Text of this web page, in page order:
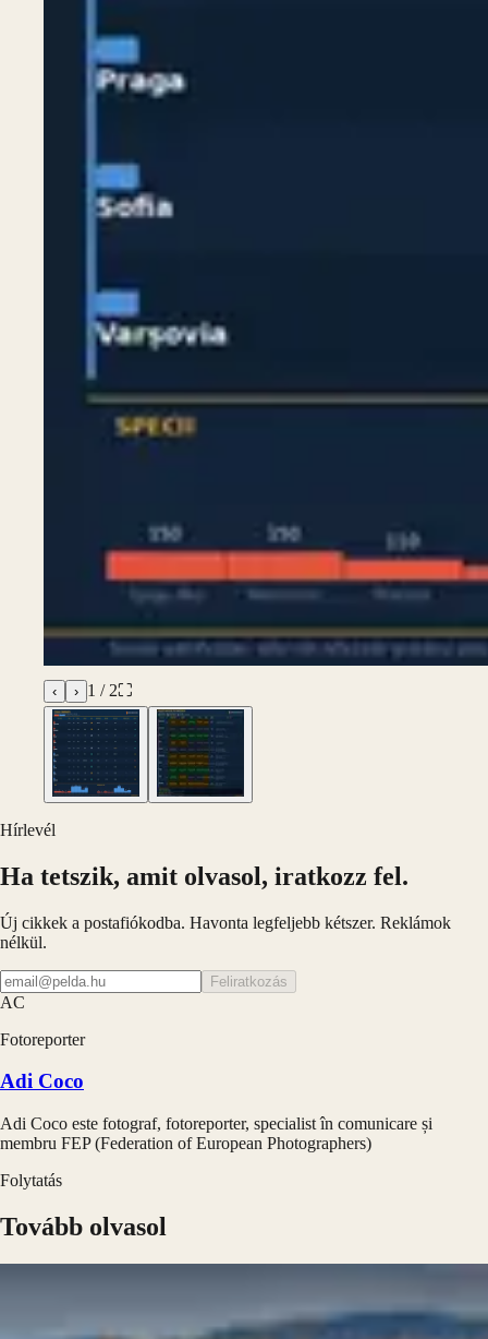
‹ › 1 / 2⛶
Hírlevél
Ha tetszik, amit olvasol, iratkozz fel.
Új cikkek a postafiókodba. Havonta legfeljebb kétszer. Reklámok
nélkül.
Feliratkozás
AC
Fotoreporter
Adi Coco
Adi Coco este fotograf, fotoreporter, specialist în comunicare și
membru FEP (Federation of European Photographers)
Folytatás
Tovább olvasol